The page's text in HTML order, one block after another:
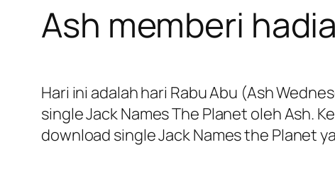
Ash memberi
Hari ini adalah hari Rabu Abu (Ash
single Jack Names The Planet oleh Ash.
download single Jack Names the Planet